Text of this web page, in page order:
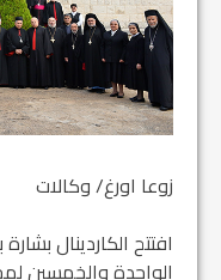
زوعا اورغ/ وكالات
افتتح الكاردينال
الواحدة والخمسين